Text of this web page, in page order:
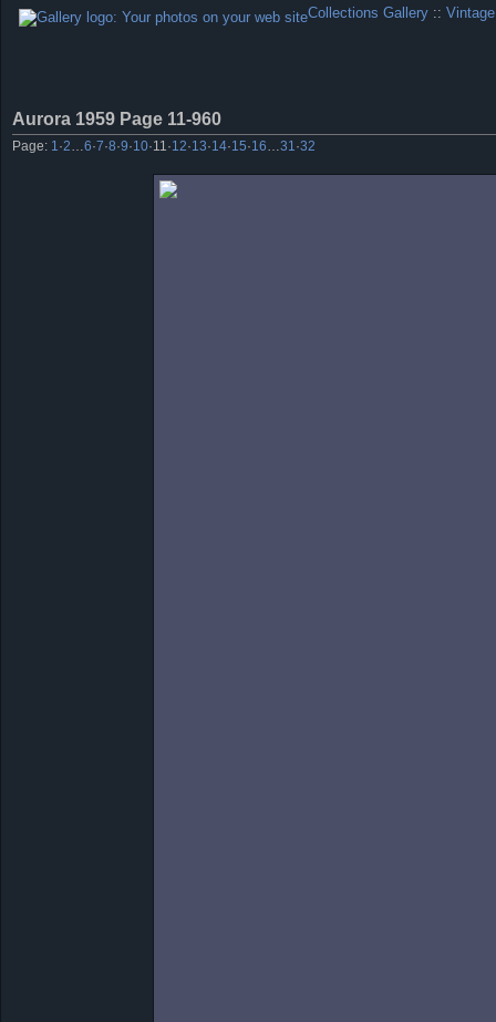
Collections Gallery ::
Aurora 1959 Page 11-960
Page: 1 ·2 6·7·8·9·10·11 ·12·13·14·15·16 31 ·32